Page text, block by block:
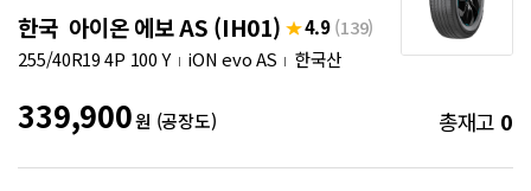
한국 아이온 에보 AS (IH01) 4.9(139)
255/40R19 4P 100 Y
iON evo AS 한국산
339,900원 (공장도) 총재고 0